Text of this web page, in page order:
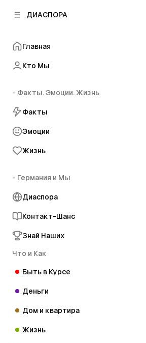
ДИАСПОРА
Главная
Кто Мы
- Факты. Эмоции. Жизнь
Факты
Эмоции
Жизнь
- Германия и Мы
Диаспора
Контакт-Шанс
Знай Наших
Что и Как
Быть в Курсе
Деньги
Дом и квартира
Жизнь